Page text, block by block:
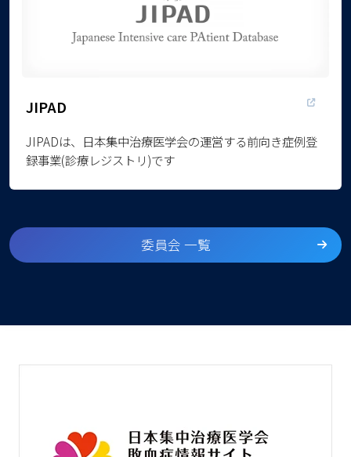
JIPAD
JIPADは、日本集中治療医学会の運営する前向き症例登
録事業(診療レジストリ)です
委員会 一覧